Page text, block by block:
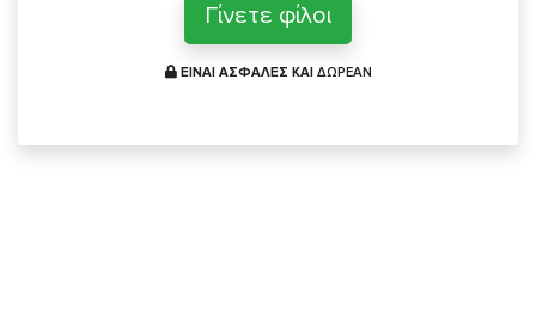
Γίνετε φίλοι
ΕΙΝΑΙ ΑΣΦΑΛΕΣ ΚΑΙ ΔΩΡΕΑΝ